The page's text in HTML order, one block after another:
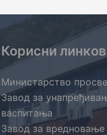
Корисни
Министарство
Завод за
васпитања
Завод за